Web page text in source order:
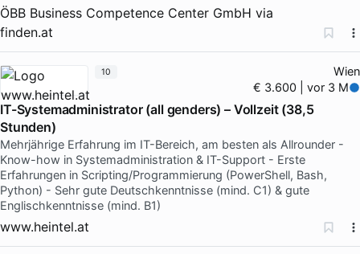
ÖBB Business Competence Center GmbH via
finden.at
Wien
€ 3.600 | vor 3 M
IT-Systemadministrator (all genders) – Vollzeit (38,5
Stunden)
Mehrjährige Erfahrung im IT-Bereich, am besten als Allrounder -
Know-how in Systemadministration & IT-Support - Erste
Erfahrungen in Scripting/Programmierung (PowerShell, Bash,
Python) - Sehr gute Deutschkenntnisse (mind. C1) & gute
Englischkenntnisse (mind. B1)
www.heintel.at
10